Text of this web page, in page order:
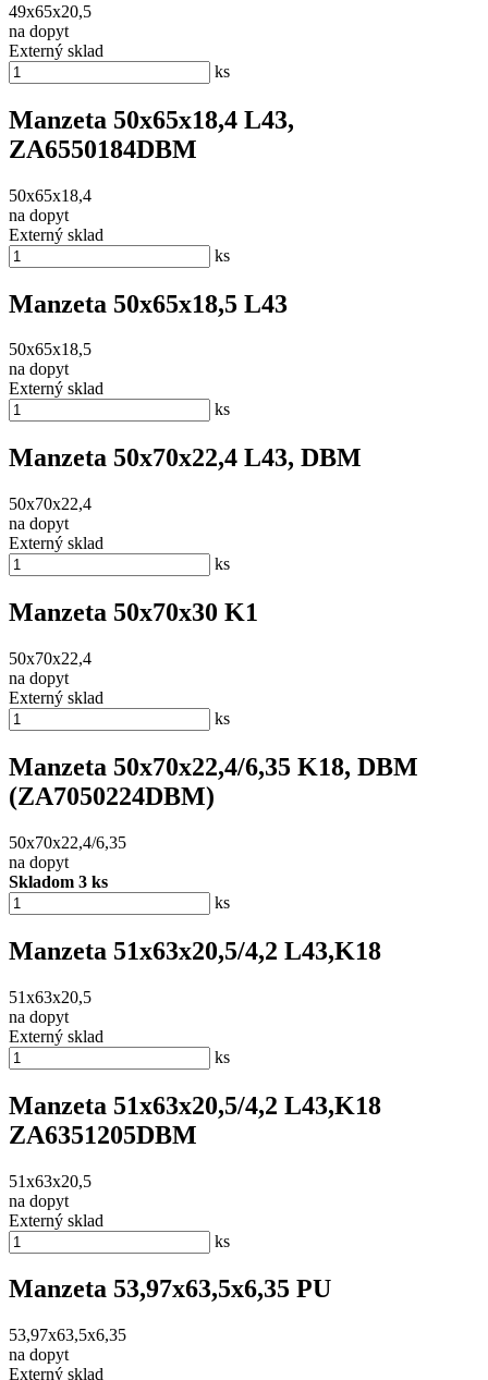
49x65x20,5
na dopyt
Externý sklad
ks
Manzeta 50x65x18,4 L43,
ZA6550184DBM
50x65x18,4
na dopyt
Externý sklad
ks
Manzeta 50x65x18,5 L43
50x65x18,5
na dopyt
Externý sklad
ks
Manzeta 50x70x22,4 L43, DBM
50x70x22,4
na dopyt
Externý sklad
ks
Manzeta 50x70x30 K1
50x70x22,4
na dopyt
Externý sklad
ks
Manzeta 50x70x22,4/6,35 K18, DBM
(ZA7050224DBM)
50x70x22,4/6,35
na dopyt
Skladom 3 ks
ks
Manzeta 51x63x20,5/4,2 L43,K18
51x63x20,5
na dopyt
Externý sklad
ks
Manzeta 51x63x20,5/4,2 L43,K18
ZA6351205DBM
51x63x20,5
na dopyt
Externý sklad
ks
Manzeta 53,97x63,5x6,35 PU
53,97x63,5x6,35
na dopyt
Externý sklad